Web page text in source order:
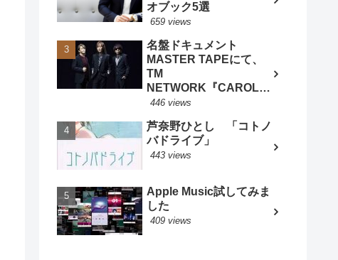
オブック5選
659 views
名盤ドキュメント
MASTER TAPEにて、
TM
NETWORK『CAROL』
特集 - BARKS音楽ニュ
446 views
芦奈野ひとし 「コトノ
バドライブ」
443 views
Apple Music試してみま
した
409 views